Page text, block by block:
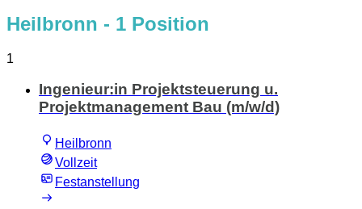
Heilbronn - 1 Position
1
Ingenieur:in Projektsteuerung u.
Projektmanagement Bau (m/w/d)
Heilbronn
Vollzeit
Festanstellung